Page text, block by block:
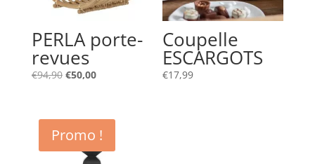
PERLA porte-
revues
€94,90 Le
était :
€94,90.
€50,00Le
est :
€50,00.
Coupelle
ESCARGOTS
€17,99
Promo !